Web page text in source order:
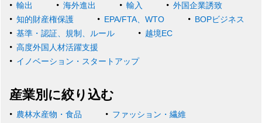
輸出 海外進出 輸入
外国企業誘致
知的財産権保護
EPA/FTA、WTO
BOPビジネス
基準・認証、規制、ルール
越境EC
高度外国人材活躍支援
イノベーション・スタートアップ
産業別に絞り込む
農林水産物・食品
ファッション・繊維